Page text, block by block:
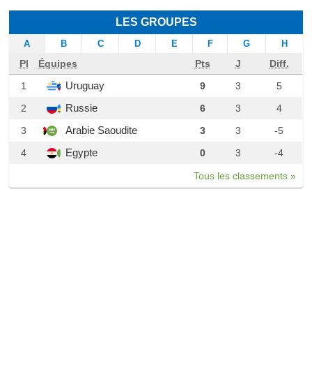
LES GROUPES
A B C D E F G H
Pl Équipes Pts J
Diff.
1
Uruguay 9 3
5
2
Russie 6 3
4
3
Arabie Saoudite 3 3
-5
4
Egypte 0 3 -4
Tous les classements »